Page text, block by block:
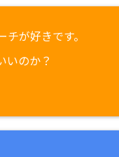
が好きです。
いのか？